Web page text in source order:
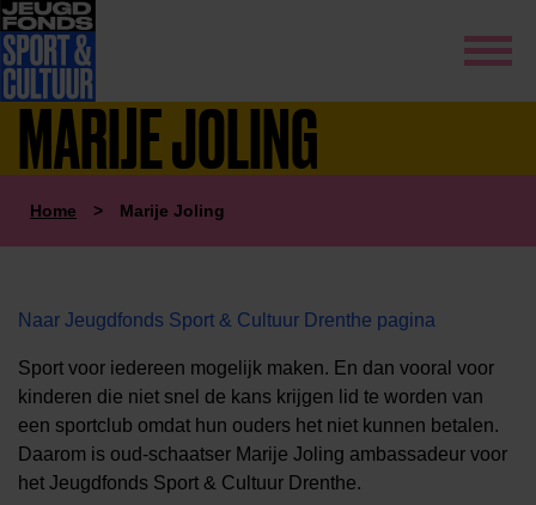
MARIJE JOLING
Home > Marije Joling
Naar Jeugdfonds Sport & Cultuur Drenthe pagina
Sport voor iedereen mogelijk maken. En dan vooral voor
kinderen die niet snel de kans krijgen lid te worden van
een sportclub omdat hun ouders het niet kunnen betalen.
Daarom is oud-schaatser Marije Joling ambassadeur voor
het Jeugdfonds Sport & Cultuur Drenthe.